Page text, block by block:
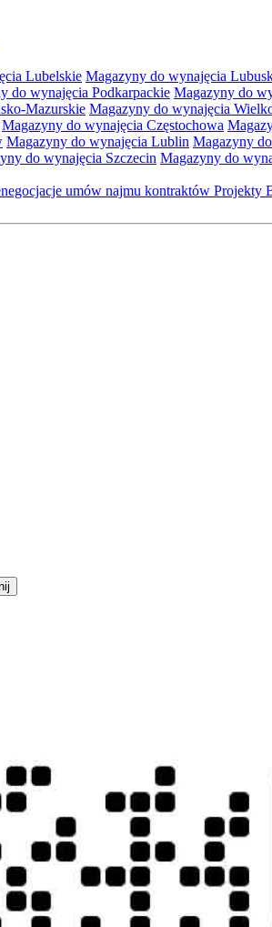
Lubelskie Magazyny do wynajęcia
do wynajęcia Podkarpackie Magazyny do
Mazurskie Magazyny do wynajęcia
Magazyny do wynajęcia Częstochowa
Magazyny do wynajęcia Lublin Magazyny
do wynajęcia Szczecin Magazyny do
umów najmu kontraktów Projekty